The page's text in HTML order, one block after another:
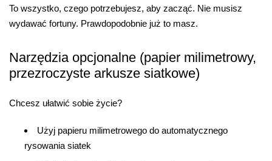
To wszystko, czego potrzebujesz, aby zacząć. Nie musisz
wydawać fortuny. Prawdopodobnie już to masz.
Narzędzia opcjonalne (papier milimetrowy,
przezroczyste arkusze siatkowe)
Chcesz ułatwić sobie życie?
Użyj papieru milimetrowego do automatycznego
rysowania siatek